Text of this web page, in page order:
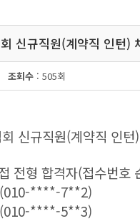
신규직원(계약직 인턴)
조회수: 505회
신규직원(계약직 인
전형 합격자(접수번호
****-7**2)
****-5**3)